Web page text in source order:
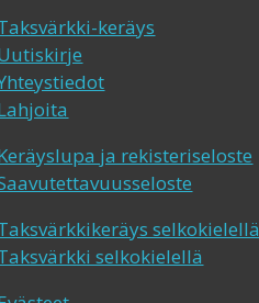
keräys
ja rekisteriseloste
selkokielellä
selkokielellä